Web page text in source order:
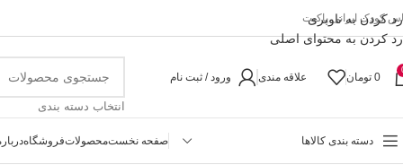
رد کردن به ناوبری
رد کردن به محتوای اصلی
کودک ایرانی پاکیت
0 تومان علاقه مندی ورود / ثبت نام
انتخاب دسته بندی
دسته بندی کالاها صفحه نخستمحصولاتفروشگاه